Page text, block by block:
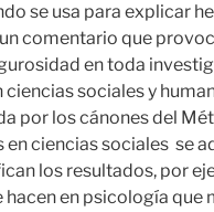
se usa para explicar
comentario que
en toda
sociales y
por los cánones del
en ciencias sociales se
los resultados, por
en psicología que